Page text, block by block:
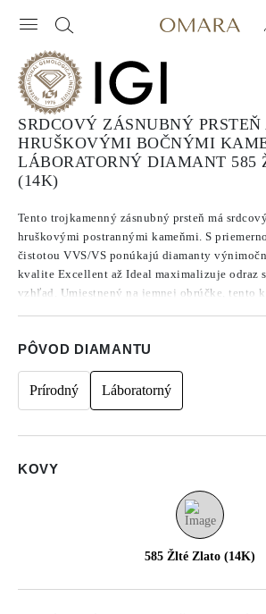
SRDCOVÝ ZÁSNUBNÝ PRSTEŇ
HRUŠKOVÝMI BOČNÝMI
LÁBORATORNÝ DIAMANT 585
(14K)
Tento trojkamenný zásnubný prsteň má
hruškovými postrannými kameňmi. S
čistotou VVS/VS ponúkajú diamanty
kvalite Excellent až Ideal maximalizuje odraz
vzhľad. Umiestnený na jemnej obrúčke, tento
PÔVOD DIAMANTU
Prírodný Láboratorný
KOVY
585 Žlté Zlato (14K)